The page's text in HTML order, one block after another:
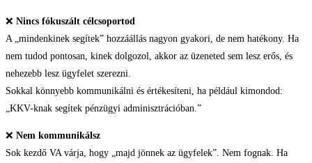
❌ Nincs fókuszált célcsoportod
A „mindenkinek segítek” hozzáállás nagyon gyakori, de nem hatékony. Ha
nem tudod pontosan, kinek dolgozol, akkor az üzeneted sem lesz erős, és
nehezebb lesz ügyfelet szerezni.
Sokkal könnyebb kommunikálni és értékesíteni, ha például kimondod:
„KKV-knak segítek pénzügyi adminisztrációban.”
❌ Nem kommunikálsz
Sok kezdő VA várja, hogy „majd jönnek az ügyfelek”. Nem fognak. Ha